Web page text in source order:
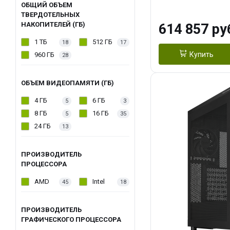
ОБЩИЙ ОБЪЕМ
ТВЕРДОТЕЛЬНЫХ
НАКОПИТЕЛЕЙ (ГБ)
1 ТБ 18 512 ГБ 17
960 ГБ 28
ОБЪЕМ ВИДЕОПАМЯТИ (ГБ)
4 ГБ 5 6 ГБ 3
8 ГБ 5 16 ГБ 35
24 ГБ 13
ПРОИЗВОДИТЕЛЬ
ПРОЦЕССОРА
AMD 45 Intel 18
ПРОИЗВОДИТЕЛЬ
ГРАФИЧЕСКОГО ПРОЦЕССОРА
Turbo/ 1 ТБ
614 857
Купить